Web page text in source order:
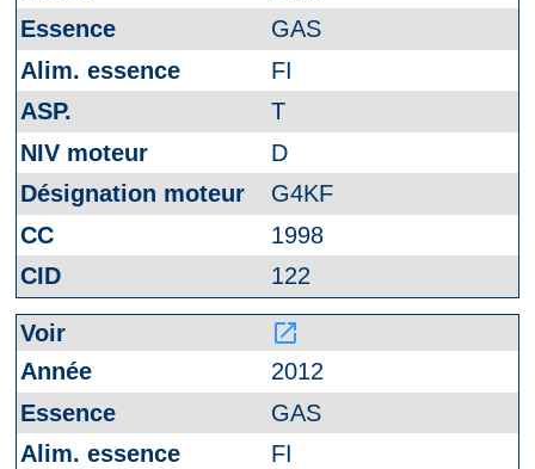
GAS
FI
T
D
G4KF
1998
122
launch
2012
GAS
FI